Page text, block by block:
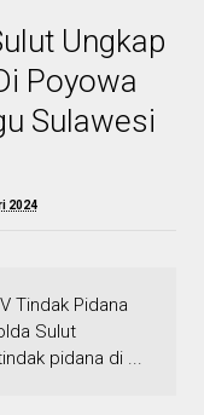
Ungkap
Poyowa
Sulawesi
2024
Tindak Pidana
Sulut
pidana di ...